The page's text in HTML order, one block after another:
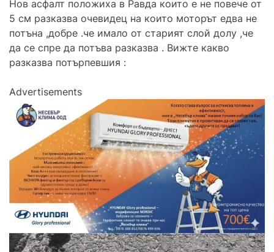
Нов асфалт положиха в Равда които е не повече от
5 см разказва очевидец на които моторът едва не
потъна ,добре .че имало от старият слой долу ,че
да се спре да потъва разказва . Вижте какво
разказва потърпевшия :
Advertisements